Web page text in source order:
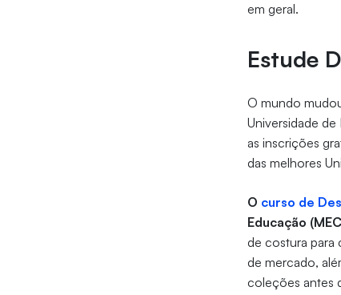
em geral.
Estude
O mundo
Universidade
as inscrições
das melhores
O curso de
Educação
de costura
de mercado,
coleções antes